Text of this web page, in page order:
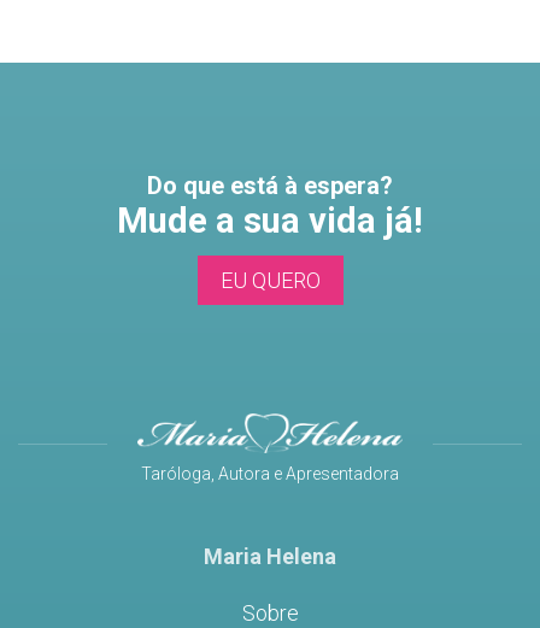
Do que está à espera?
Mude a sua vida já!
EU QUERO
Taróloga, Autora e Apresentadora
Maria Helena
Sobre